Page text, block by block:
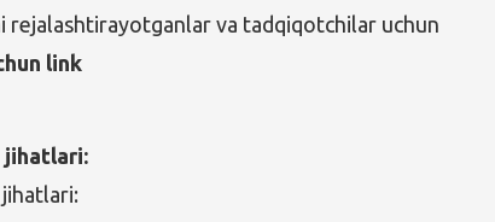
rejalashtirayotganlar va tadqiqotchilar uchun
link
jihatlari: